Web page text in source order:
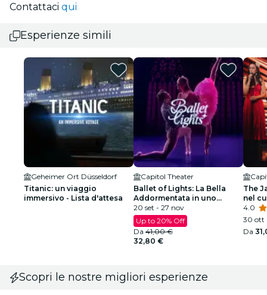
Contattaci qui
Esperienze simili
Geheimer Ort Düsseldorf
Titanic: un viaggio
immersivo - Lista d'attesa
Capitol Theater
Ballet of Lights: La Bella
Addormentata in uno
spettacolo scintillante
20 set - 27 nov
Up to 20% Off
Da 41,00 €
32,80 €
The
nel
4.0
30 ott
Da
Scopri le nostre migliori esperienze